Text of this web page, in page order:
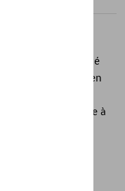
col rond, imprimé
et logo GTI noir en
coton pour un
en machine à